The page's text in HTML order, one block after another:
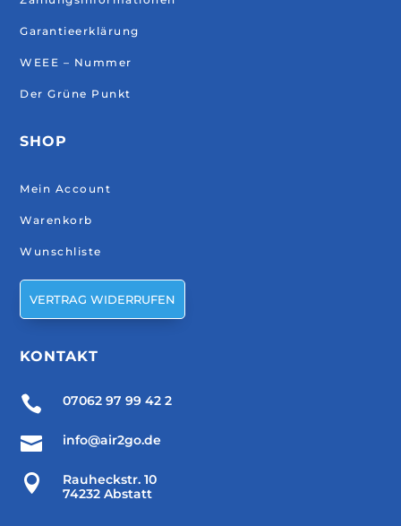
Garantieerklärung
WEEE – Nummer
Der Grüne Punkt
SHOP
Mein Account
Warenkorb
Wunschliste
VERTRAG WIDERRUFEN
KONTAKT
 07062 97 99 42 2
 info@air2go.de

Rauheckstr. 10
74232 Abstatt